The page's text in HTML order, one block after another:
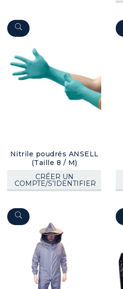
Nitrile poudrés ANSELL
(Taille 8 / M)
CRÉER UN
COMPTE/S’IDENTIFIER